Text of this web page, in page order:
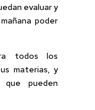
evaluar y
poder
todos los
materias, y
pueden